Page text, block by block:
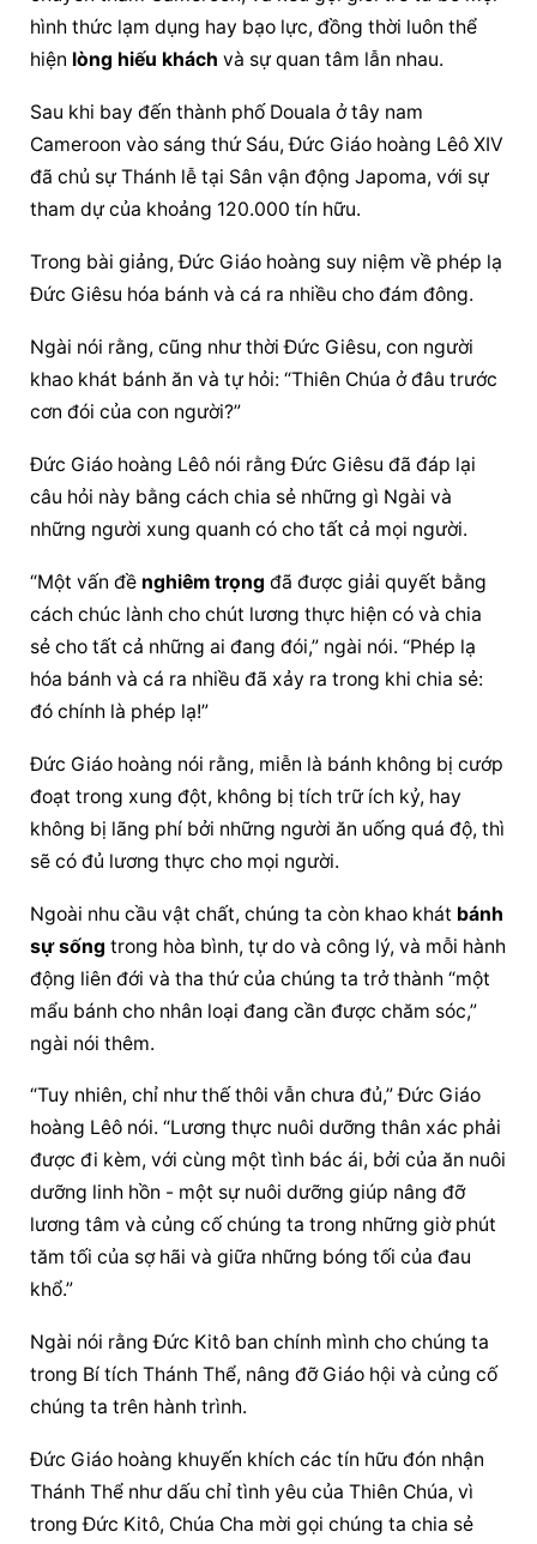
hình thức lạm dụng hay bạo lực, đồng thời luôn thể
hiện lòng hiếu khách và sự quan tâm lẫn nhau.
Sau khi bay đến thành phố Douala ở tây nam
Cameroon vào sáng thứ Sáu, Đức Giáo hoàng Lêô XIV
đã chủ sự Thánh lễ tại Sân vận động Japoma, với sự
tham dự của khoảng 120.000 tín hữu.
Trong bài giảng, Đức Giáo hoàng suy niệm về phép lạ
Đức Giêsu hóa bánh và cá ra nhiều cho đám đông.
Ngài nói rằng, cũng như thời Đức Giêsu, con người
khao khát bánh ăn và tự hỏi: “Thiên Chúa ở đâu trước
cơn đói của con người?”
Đức Giáo hoàng Lêô nói rằng Đức Giêsu đã đáp lại
câu hỏi này bằng cách chia sẻ những gì Ngài và
những người xung quanh có cho tất cả mọi người.
“Một vấn đề nghiêm trọng đã được giải quyết bằng
cách chúc lành cho chút lương thực hiện có và chia
sẻ cho tất cả những ai đang đói,” ngài nói. “Phép lạ
hóa bánh và cá ra nhiều đã xảy ra trong khi chia sẻ:
đó chính là phép lạ!”
Đức Giáo hoàng nói rằng, miễn là bánh không bị cướp
đoạt trong xung đột, không bị tích trữ ích kỷ, hay
không bị lãng phí bởi những người ăn uống quá độ, thì
sẽ có đủ lương thực cho mọi người.
Ngoài nhu cầu vật chất, chúng ta còn khao khát bánh
sự sống trong hòa bình, tự do và công lý, và mỗi hành
động liên đới và tha thứ của chúng ta trở thành “một
mẩu bánh cho nhân loại đang cần được chăm sóc,”
ngài nói thêm.
“Tuy nhiên, chỉ như thế thôi vẫn chưa đủ,” Đức Giáo
hoàng Lêô nói. “Lương thực nuôi dưỡng thân xác phải
được đi kèm, với cùng một tình bác ái, bởi của ăn nuôi
dưỡng linh hồn - một sự nuôi dưỡng giúp nâng đỡ
lương tâm và củng cố chúng ta trong những giờ phút
tăm tối của sợ hãi và giữa những bóng tối của đau
khổ.”
Ngài nói rằng Đức Kitô ban chính mình cho chúng ta
trong Bí tích Thánh Thể, nâng đỡ Giáo hội và củng cố
chúng ta trên hành trình.
Đức Giáo hoàng khuyến khích các tín hữu đón nhận
Thánh Thể như dấu chỉ tình yêu của Thiên Chúa, vì
trong Đức Kitô, Chúa Cha mời gọi chúng ta chia sẻ